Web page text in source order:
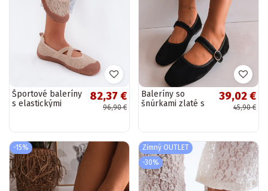
Športové baleríny
s elastickými
82,37 €
96,90 €
Baleríny so
šnúrkami zlaté s
39,02 €
45,90 €
-15%
Zimný OUTLET
-30%